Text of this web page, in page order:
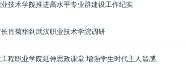
技术学院推进高水平专业群建设工作纪实
肖菊华到武汉职业技术学院调研
程职业学院延伸思政课堂 增强学生时代主人翁感